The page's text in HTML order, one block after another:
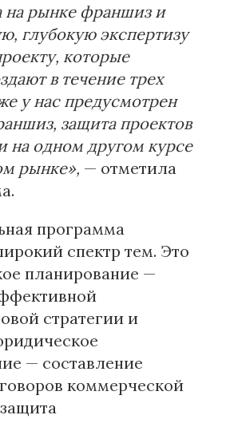
на рынке франшиз и
глубокую экспертизу
которые
в течение трех
у нас предусмотрен
защита проектов
на одном другом курсе
рынке», — отметила
программа
спектр тем. Это
планирование —
стратегии и
— составление
коммерческой